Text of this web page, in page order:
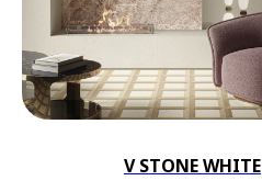
V STONE WHITE